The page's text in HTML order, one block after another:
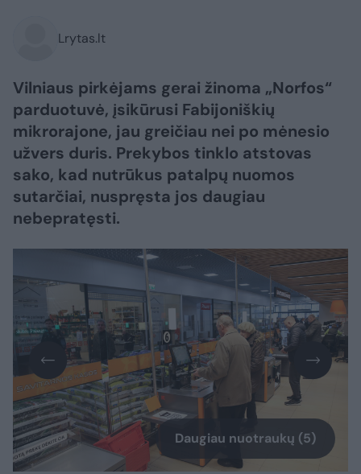
Lrytas.lt
​Vilniaus pirkėjams gerai žinoma „Norfos“
parduotuvė, įsikūrusi Fabijoniškių
mikrorajone, jau greičiau nei po mėnesio
užvers duris. Prekybos tinklo atstovas
sako, kad nutrūkus patalpų nuomos
sutarčiai, nuspręsta jos daugiau
nebepratęsti.
Daugiau nuotraukų (5)